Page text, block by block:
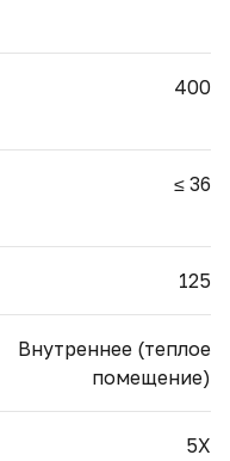
400
≤ 36
125
Внутреннее (теплое
помещение)
5X